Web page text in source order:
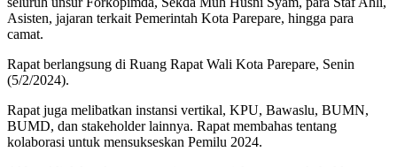
Asisten, jajaran terkait Pemerintah Kota Parepare, hingga para
camat.
Rapat berlangsung di Ruang Rapat Wali Kota Parepare, Senin
(5/2/2024).
Rapat juga melibatkan instansi vertikal, KPU, Bawaslu, BUMN,
BUMD, dan stakeholder lainnya. Rapat membahas tentang
kolaborasi untuk mensukseskan Pemilu 2024.